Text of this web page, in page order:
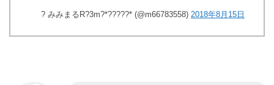
? みみまるR?3m?*?????* (@m66783558) 2018年8月15日